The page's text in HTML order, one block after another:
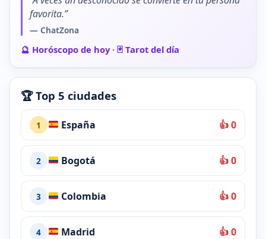
favorita.”
— ChatZona
🔮 Horóscopo de hoy· 🃏 Tarot del día
🏆 Top 5 ciudades
1 España 👍 0
2 Bogotá 👍 0
3 Colombia 👍 0
4 Madrid 👍 0